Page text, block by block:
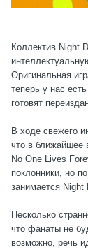
Коллектив Night
Оригинальная
теперь у нас
готовят
В ходе свежего
что в ближайшее
No One Lives
поклонники, но
занимается Night
Несколько
что фанаты не
возможно, речь